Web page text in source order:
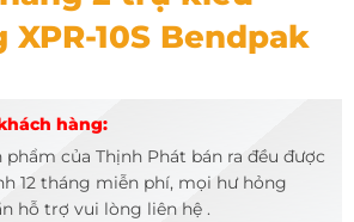
XPR-10S Bendpak
hàng:
phẩm của Thịnh Phát bán ra đều được
12 tháng miễn phí, mọi hư hỏng
hỗ trợ vui lòng liên hệ .